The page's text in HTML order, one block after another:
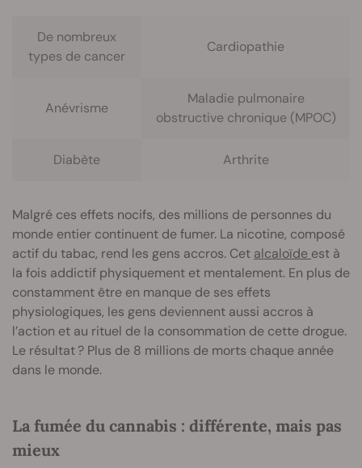
De nombreux
types de cancer
Cardiopathie
Anévrisme
Maladie pulmonaire
obstructive chronique (MPOC)
Diabète Arthrite
Malgré ces effets nocifs, des millions de personnes du
monde entier continuent de fumer. La nicotine, composé
actif du tabac, rend les gens accros. Cet alcaloïde est à
la fois addictif physiquement et mentalement. En plus de
constamment être en manque de ses effets
physiologiques, les gens deviennent aussi accros à
l’action et au rituel de la consommation de cette drogue.
Le résultat ? Plus de 8 millions de morts chaque année
dans le monde.
La fumée du cannabis : différente, mais pas
mieux